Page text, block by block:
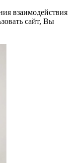
взаимодействия
сайт, Вы